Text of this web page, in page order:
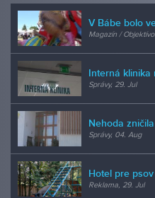
V Bábe bolo
Magazín /
Interná klinika
Správy, 29. Jul
Nehoda
Správy, 04. Aug
Hotel pre
Reklama, 29. Jul